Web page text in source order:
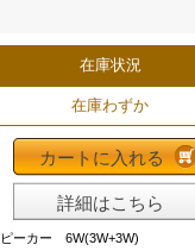
在庫状況
在庫わずか
カートに入れる
詳細はこちら
ピーカー 6W(3W+3W)